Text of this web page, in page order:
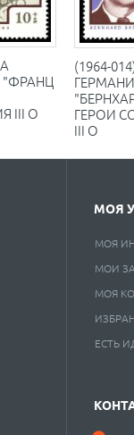
"ФРАНЦ
III O
(1964-
ГЕРОИ
III O
МОЯ
МОЯ
МОИ
МОЯ
ЕСТЬ